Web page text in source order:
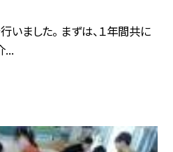
いました。 まずは、１年間共に
...